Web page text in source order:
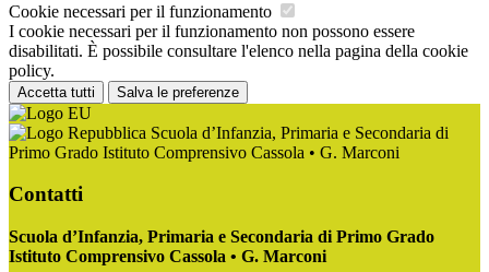
Cookie necessari per il funzionamento
I cookie necessari per il funzionamento non possono essere
disabilitati. È possibile consultare l'elenco nella pagina della cookie
policy.
Accetta tutti Salva le preferenze
Scuola d’Infanzia, Primaria e Secondaria di
Primo Grado Istituto Comprensivo Cassola • G. Marconi
Contatti
Scuola d’Infanzia, Primaria e Secondaria di Primo Grado
Istituto Comprensivo Cassola • G. Marconi